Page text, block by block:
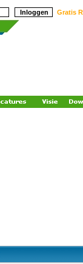
Gratis